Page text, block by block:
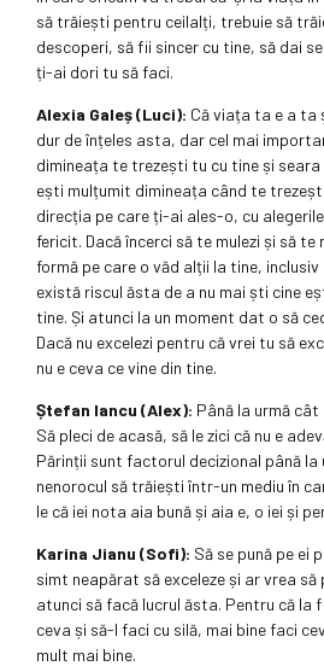
să trăiești pentru ceilalți, trebuie să
descoperi, să fii sincer cu tine, să dai
ți-ai dori tu să faci.
Alexia Galeș (Luci): Că viața ta e a ta
dur de înțeles asta, dar cel mai
dimineața te trezești tu cu tine și seara
ești mulțumit dimineața când te
direcția pe care ți-ai ales-o, cu
fericit. Dacă încerci să te mulezi și să
formă pe care o văd alții la tine,
există riscul ăsta de a nu mai ști cine
tine. Și atunci la un moment dat o să
Dacă nu excelezi pentru că vrei tu să
nu e ceva ce vine din tine.
Ștefan Iancu (Alex): Până la urmă
Să pleci de acasă, să le zici că nu e
Părinții sunt factorul decizional până la
nenorocul să trăiești într-un mediu în
le că iei nota aia bună și aia e, o iei și
Karina Jianu (Sofi): Să se pună pe ei
simt neapărat să exceleze și ar vrea
atunci să facă lucrul ăsta. Pentru că la
ceva și să-l faci cu silă, mai bine faci
mult mai bine.